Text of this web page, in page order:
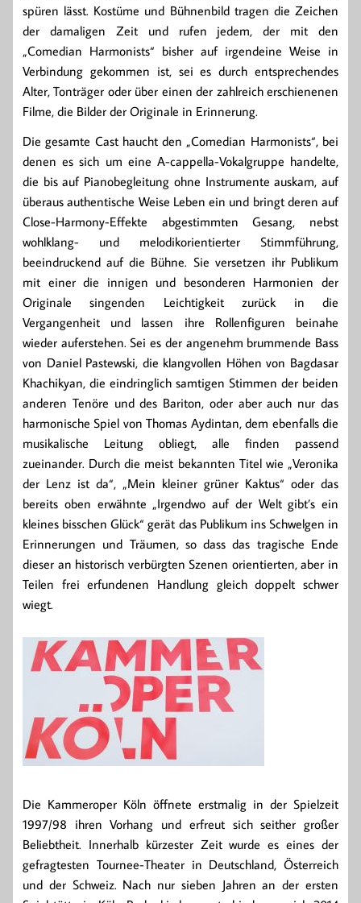
spüren lässt. Kostüme und Bühnenbild tragen die Zeichen
der damaligen Zeit und rufen jedem, der mit den
„Comedian Harmonists“ bisher auf irgendeine Weise in
Verbindung gekommen ist, sei es durch entsprechendes
Alter, Tonträger oder über einen der zahlreich erschienenen
Filme, die Bilder der Originale in Erinnerung.
Die gesamte Cast haucht den „Comedian Harmonists“, bei
denen es sich um eine A-cappella-Vokalgruppe handelte,
die bis auf Pianobegleitung ohne Instrumente auskam, auf
überaus authentische Weise Leben ein und bringt deren auf
Close-Harmony-Effekte abgestimmten Gesang, nebst
wohlklang- und melodikorientierter Stimmführung,
beeindruckend auf die Bühne. Sie versetzen ihr Publikum
mit einer die innigen und besonderen Harmonien der
Originale singenden Leichtigkeit zurück in die
Vergangenheit und lassen ihre Rollenfiguren beinahe
wieder auferstehen. Sei es der angenehm brummende Bass
von Daniel Pastewski, die klangvollen Höhen von Bagdasar
Khachikyan, die eindringlich samtigen Stimmen der beiden
anderen Tenöre und des Bariton, oder aber auch nur das
harmonische Spiel von Thomas Aydintan, dem ebenfalls die
musikalische Leitung obliegt, alle finden passend
zueinander. Durch die meist bekannten Titel wie „Veronika
der Lenz ist da“, „Mein kleiner grüner Kaktus“ oder das
bereits oben erwähnte „Irgendwo auf der Welt gibt’s ein
kleines bisschen Glück“ gerät das Publikum ins Schwelgen in
Erinnerungen und Träumen, so dass das tragische Ende
dieser an historisch verbürgten Szenen orientierten, aber in
Teilen frei erfundenen Handlung gleich doppelt schwer
wiegt.
Die Kammeroper Köln öffnete erstmalig in der Spielzeit
1997/98 ihren Vorhang und erfreut sich seither großer
Beliebtheit. Innerhalb kürzester Zeit wurde es eines der
gefragtesten Tournee-Theater in Deutschland, Österreich
und der Schweiz. Nach nur sieben Jahren an der ersten